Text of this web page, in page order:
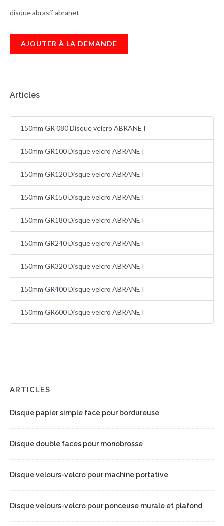
disque abrasif abranet
AJOUTER À LA DEMANDE
Articles
150mm GR 080 Disque velcro ABRANET
150mm GR100 Disque velcro ABRANET
150mm GR120 Disque velcro ABRANET
150mm GR150 Disque velcro ABRANET
150mm GR180 Disque velcro ABRANET
150mm GR240 Disque velcro ABRANET
150mm GR320 Disque velcro ABRANET
150mm GR400 Disque velcro ABRANET
150mm GR600 Disque velcro ABRANET
ARTICLES
Disque papier simple face pour bordureuse
Disque double faces pour monobrosse
Disque velours-velcro pour machine portative
Disque velours-velcro pour ponceuse murale et plafond